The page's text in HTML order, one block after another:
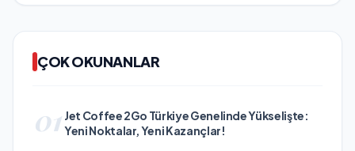
ÇOK OKUNANLAR
01 Jet Coffee 2Go Türkiye Genelinde Yükselişte:
Yeni Noktalar, Yeni Kazançlar!